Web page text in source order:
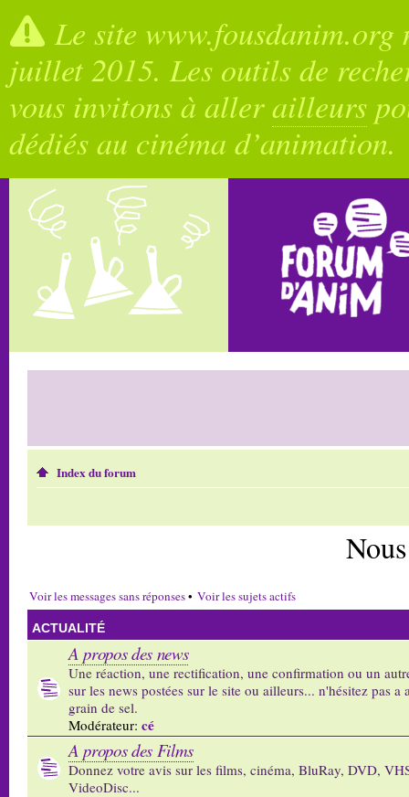
Le site
juillet 2015. Les outils de
vous invitons à allerailleurs
dédiés au cinéma d’animation.
Index du forum
Voir les messages sans réponses• Voir les sujets actifs
ACTUALITÉ
A propos des news
Une réaction, une rectification, une confirmation ou un
sur les news postées sur le site ou ailleurs... n'hésitez pas a
grain de sel.
Modérateur: cé
A propos des Films
Donnez votre avis sur les films, cinéma, BluRay, DVD,
VideoDisc...